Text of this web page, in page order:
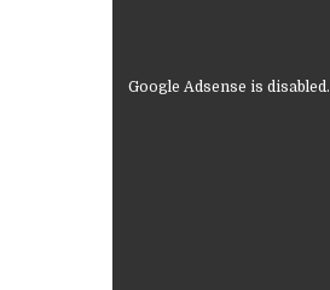
Google Adsense is disabled.